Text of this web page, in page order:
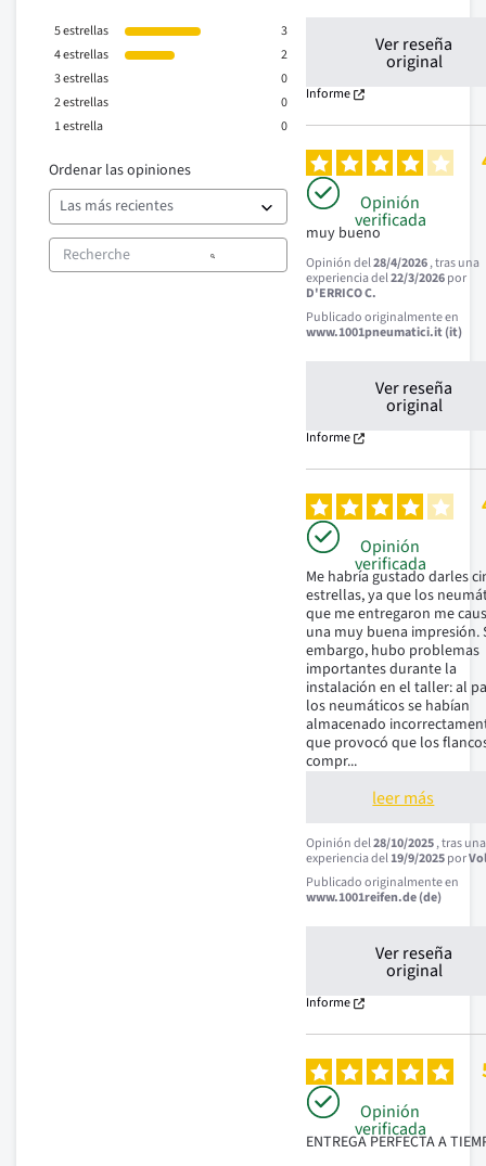
5estrellas
3
4estrellas
2
3estrellas
0
2estrellas
0
1estrella 0
Ordenar las opiniones
Ver reseña
original
Informe
Opinión
verificada
muy bueno
Opinión del28/4/2026, tras una
experiencia del22/3/2026por
D'ERRICO C.
Publicado originalmente en
www.1001pneumatici.it (it)
Ver reseña
original
Informe
Opinión
verificada
Me habría gustado darles
estrellas, ya que los
que me entregaron me
una muy buena impresión.
embargo, hubo problemas
importantes durante la
instalación en el taller: al
los neumáticos se habían
almacenado
que provocó que los
compr...
leer más
Opinión del28/10/2025, tras una
experiencia del19/9/2025por
Publicado originalmente en
www.1001reifen.de (de)
Ver reseña
original
Informe
Opinión
verificada
ENTREGA PERFECTA A